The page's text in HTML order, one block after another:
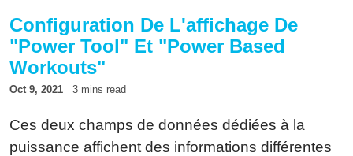
Configuration De L'affichage De
"Power Tool" Et "Power Based
Workouts"
Oct 9, 2021 3 mins read
Ces deux champs de données dédiées à la
puissance affichent des informations différentes